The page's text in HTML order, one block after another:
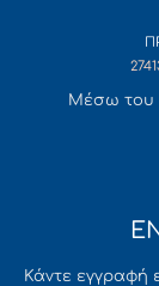
Mέσω του
Κάντε εγγραφή